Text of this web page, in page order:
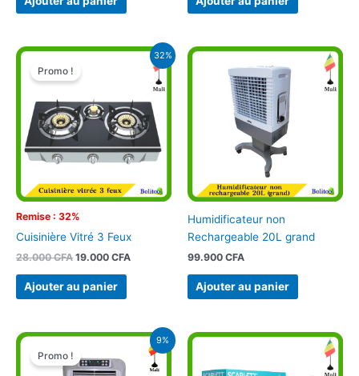
32%
Remise : 32%
Promo !
Cuisinière Vitré 3 Feux
28.000CFA
Le
initial
28.000 CFA.
19.000 CFA
Le
actuel
19.000 CFA.
Ajouter au panier
Humidificateur non
Rechargeable 20L grand
99.900 CFA
Ajouter au panier
9%
Promo !
Le
initial
Le
prix
actuel